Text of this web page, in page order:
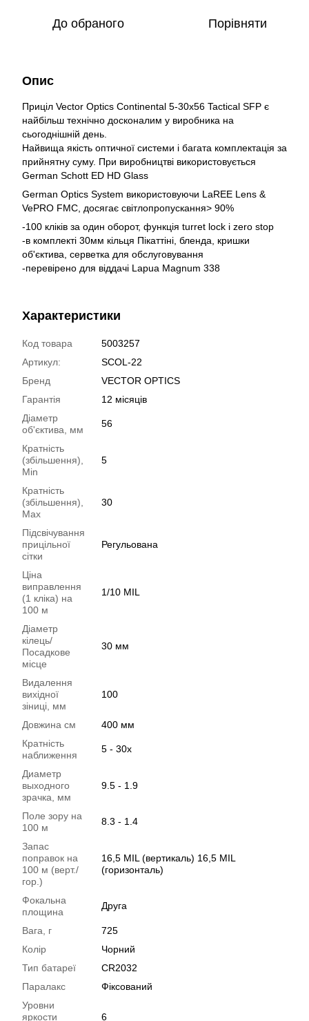
До обраного Порівняти
Опис
Приціл Vector Optics Continental 5-30x56 Tactical SFP є
найбільш технічно досконалим у виробника на
сьогоднішній день.
Найвища якість оптичної системи і багата комплектація за
прийнятну суму. При виробництві використовується
German Schott ED HD Glass
German Optics System використовуючи LaREE Lens &
VePRO FMC, досягає світлопропускання> 90%
-100 кліків за один оборот, функція turret lock і zero stop
-в комплекті 30мм кільця Пікаттіні, бленда, кришки
об'єктива, серветка для обслуговування
-перевірено для віддачі Lapua Magnum 338
Характеристики
Код товара
5003257
Артикул:
SCOL-22
Бренд
VECTOR OPTICS
Гарантія
12 місяців
Діаметр
об'єктива, мм
56
Кратність
(збільшення),
Min
5
Кратність
(збільшення),
Max
30
Підсвічування
прицільної
сітки
Регульована
Ціна
виправлення
(1 кліка) на
100 м
1/10 MIL
Діаметр
кілець/
Посадкове
місце
30 мм
Видалення
вихідної
зіниці, мм
100
Довжина см
400 мм
Кратність
наближення
5 - 30х
Диаметр
выходного
зрачка, мм
9.5 - 1.9
Поле зору на
100 м
8.3 - 1.4
Запас
поправок на
100 м (верт./
гор.)
16,5 MIL (вертикаль) 16,5 MIL
(горизонталь)
Фокальна
площина
Друга
Вага, г
725
Колір
Чорний
Тип батареї
CR2032
Паралакс
Фіксований
Уровни
яркости
6